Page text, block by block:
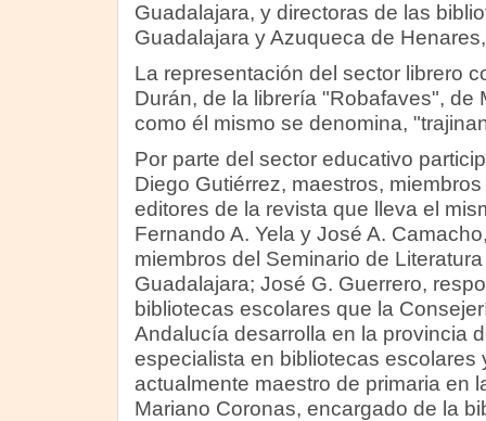
Guadalajara, y directoras de las
Guadalajara y Azuqueca de
La representación del sector librero
Durán, de la librería "Robafaves", de
como él mismo se denomina,
Por parte del sector educativo
Diego Gutiérrez, maestros,
editores de la revista que lleva el
Fernando A. Yela y José A.
miembros del Seminario de
Guadalajara; José G. Guerrero,
bibliotecas escolares que la
Andalucía desarrolla en la provincia
especialista en bibliotecas escolares
actualmente maestro de primaria en
Mariano Coronas, encargado de la